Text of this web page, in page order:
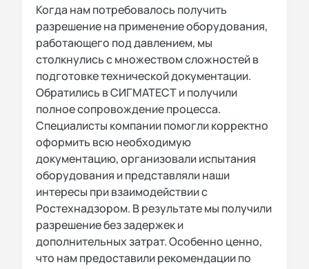
Когда нам потребовалось получить
разрешение на применение оборудования,
работающего под давлением, мы
столкнулись с множеством сложностей в
подготовке технической документации.
Обратились в СИГМАТЕСТ и получили
полное сопровождение процесса.
Специалисты компании помогли корректно
оформить всю необходимую
документацию, организовали испытания
оборудования и представляли наши
интересы при взаимодействии с
Ростехнадзором. В результате мы получили
разрешение без задержек и
дополнительных затрат. Особенно ценно,
что нам предоставили рекомендации по